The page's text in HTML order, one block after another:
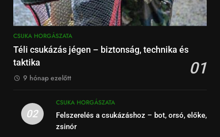
CSUKA HORGÁSZATA
Téli csukázás jégen – biztonság, technika és
taktika
01
9 hónap ezelőtt
02
CSUKA HORGÁSZATA
Felszerelés a csukázáshoz – bot, orsó, előke,
zsinór